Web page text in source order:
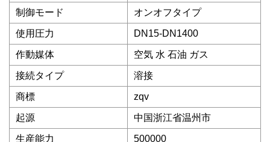
制御モード オンオフタイプ
使用圧力 DN15-DN1400
作動媒体 空気 水 石油 ガス
接続タイプ 溶接
商標 zqv
起源 中国浙江省温州市
生産能力 500000